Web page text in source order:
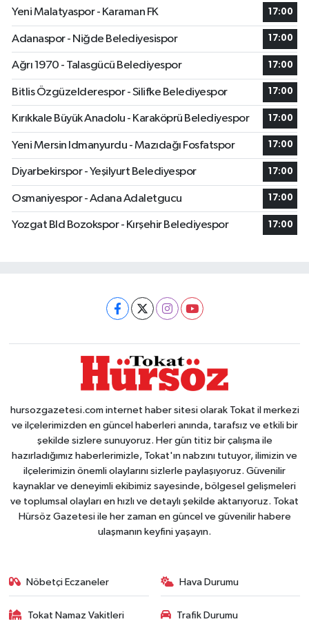
Yeni Malatyaspor - Karaman FK
17:00
Adanaspor - Niğde Belediyesispor 17:00
Ağrı 1970 - Talasgücü Belediyespor 17:00
Bitlis Özgüzelderespor - Silifke Belediyespor 17:00
Kırıkkale Büyük Anadolu - Karaköprü Belediyespor 17:00
Yeni Mersin Idmanyurdu - Mazıdağı Fosfatspor 17:00
Diyarbekirspor - Yeşilyurt Belediyespor 17:00
Osmaniyespor - Adana Adaletgucu 17:00
Yozgat Bld Bozokspor - Kırşehir Belediyespor 17:00
hursozgazetesi.com internet haber sitesi olarak Tokat il merkezi
ve ilçelerimizden en güncel haberleri anında, tarafsız ve etkili bir
şekilde sizlere sunuyoruz. Her gün titiz bir çalışma ile
hazırladığımız haberlerimizle, Tokat'ın nabzını tutuyor, ilimizin ve
ilçelerimizin önemli olaylarını sizlerle paylaşıyoruz. Güvenilir
kaynaklar ve deneyimli ekibimiz sayesinde, bölgesel gelişmeleri
ve toplumsal olayları en hızlı ve detaylı şekilde aktarıyoruz. Tokat
Hürsöz Gazetesi ile her zaman en güncel ve güvenilir habere
ulaşmanın keyfini yaşayın.
Nöbetçi Eczaneler Hava Durumu
Tokat Namaz Vakitleri Trafik Durumu